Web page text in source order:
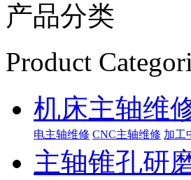
产品分类
Product
机床主轴维
电主轴维修 CNC主轴维修 加工
主轴锥孔研